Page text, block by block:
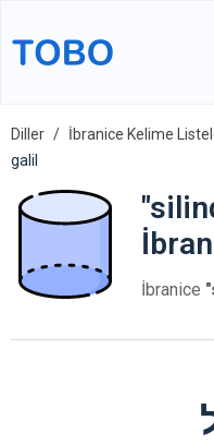
Diller İbranice Kelime
galil
İbranice